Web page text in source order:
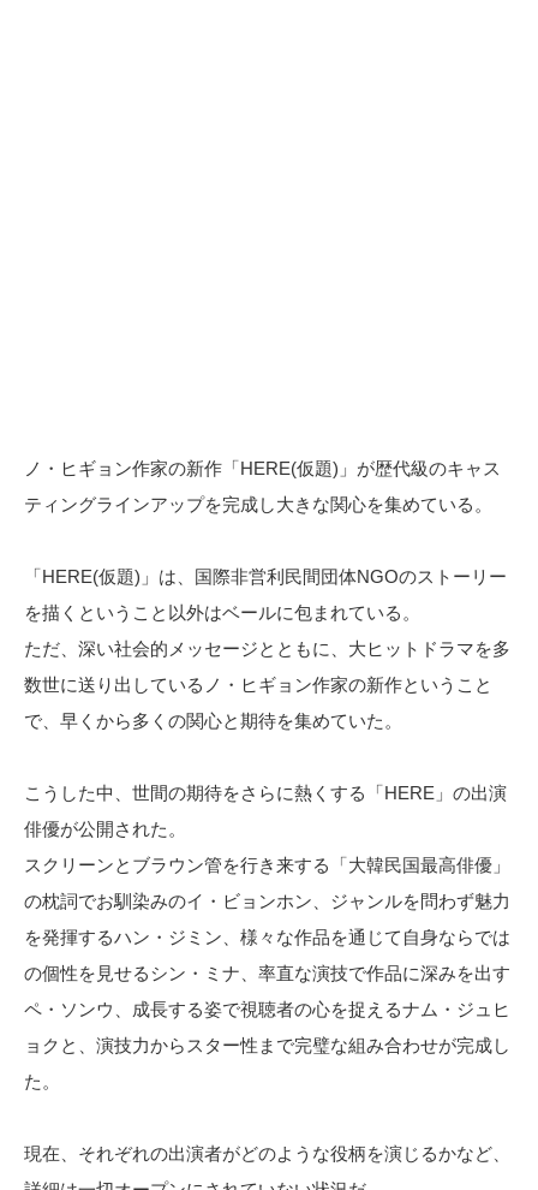
ノ・ヒギョン作家の新作「HERE(仮題)」が歴代級のキャス
ティングラインアップを完成し大きな関心を集めている。
「HERE(仮題)」は、国際非営利民間団体NGOのストーリー
を描くということ以外はベールに包まれている。
ただ、深い社会的メッセージとともに、大ヒットドラマを多
数世に送り出しているノ・ヒギョン作家の新作ということ
で、早くから多くの関心と期待を集めていた。
こうした中、世間の期待をさらに熱くする「HERE」の出演
俳優が公開された。
スクリーンとブラウン管を行き来する「大韓民国最高俳優」
の枕詞でお馴染みのイ・ビョンホン、ジャンルを問わず魅力
を発揮するハン・ジミン、様々な作品を通じて自身ならでは
の個性を見せるシン・ミナ、率直な演技で作品に深みを出す
ペ・ソンウ、成長する姿で視聴者の心を捉えるナム・ジュヒ
ョクと、演技力からスター性まで完璧な組み合わせが完成し
た。
現在、それぞれの出演者がどのような役柄を演じるかなど、